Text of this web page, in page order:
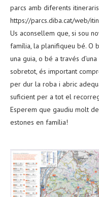
parcs amb diferents
https://parcs.diba.cat/web/
Us aconsellem que, si sou
família, la planifiqueu bé. O
una guia, o bé a través
sobretot, és important
per dur la roba i abric
suficient per a tot el
Esperem que gaudiu molt
estones en família!